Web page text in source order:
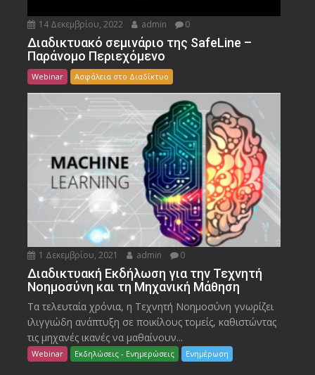
14 Δεκεμβρίου, 2022 admin 0
Διαδικτυακό σεμινάριο της SafeLine –
Παράνομο Περιεχόμενο
Webinar Ασφάλεια στο Διαδίκτυο
1 Δεκεμβρίου, 2021 admin 0
Διαδικτυακή Εκδήλωση για την Τεχνητή
Νοημοσύνη και τη Μηχανική Μάθηση
Τα τελευταία χρόνια, η Τεχνητή Νοημοσύνη γνωρίζει
ιλιγγιώδη ανάπτυξη σε ποικίλους τομείς, καθιστώντας
τις μηχανές ικανές να μαθαίνουν...
Webinar Εκδηλώσεις - Ενημερώσεις Ενημέρωση